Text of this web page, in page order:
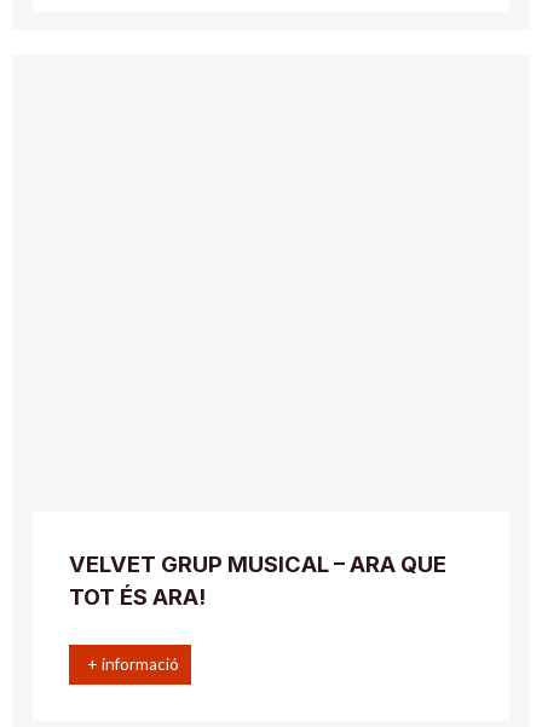
VELVET GRUP MUSICAL – ARA QUE
TOT ÉS ARA!
+ informació